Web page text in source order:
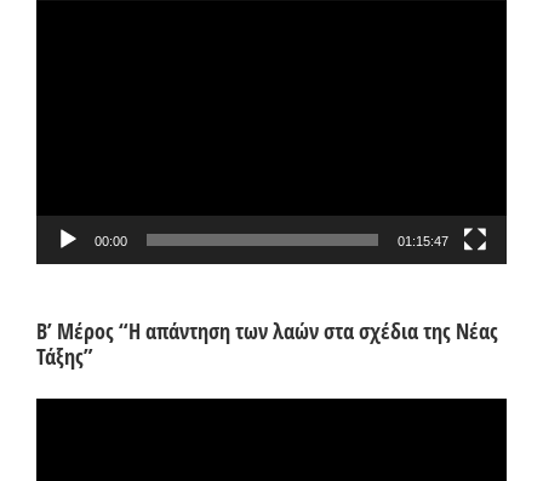
00:00 01:15:47
Β’ Μέρος “Η απάντηση των λαών στα σχέδια της Νέας
Τάξης”